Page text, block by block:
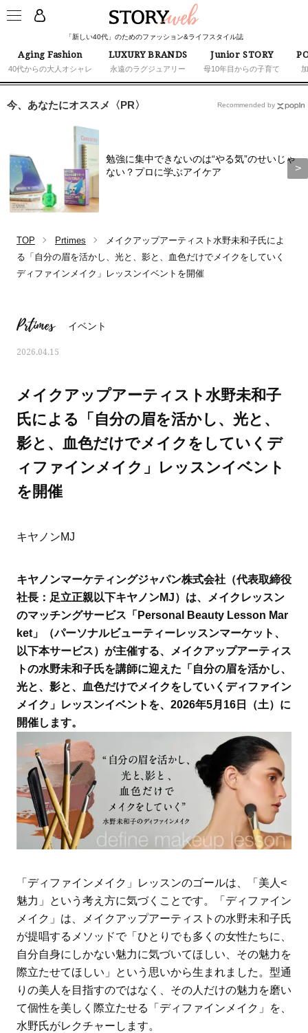
「新しい40代」のためのファッション&ライフスタイル誌
Aging Fashion
40代からの大人オシャレ
LUXURY BRANDS
永遠のラグジュアリー
Junior STORY
母10年目からの子育て
ママとパパに贈る「ジェンダーレ
今、あなたにオススメ〈PR〉
勉強に集中できないのは“やる気”のせいじゃ
ない？プロに学ぶアイケア
Recommended by
TOP Prtimes
メイクアップアーティスト水野未和子氏によ
る「自分の眉を活かし、光と、影と、血色だけでメイクをしていく
ディファインメイク」レッスンイベントを開催
Prtimes イベント
2026.04.15
メイクアップアーティスト水野未和子
氏による「自分の眉を活かし、光と、
影と、血色だけでメイクをしていくデ
ィファインメイク」レッスンイベント
を開催
キヤノンMJ
キヤノンマーケティングジャパン株式会社（代表取締役
社長：足立正親以下キヤノンMJ）は、メイクレッスン
のマッチングサービス「Personal Beauty Lesson Mar
ket」（パーソナルビューティーレッスンマーケット、
以下本サービス）が主催する、メイクアップアーティス
トの水野未和子氏を講師に迎えた「自分の眉を活かし、
光と、影と、血色だけでメイクをしていくディファイン
メイク」レッスンイベントを、2026年5月16日（土）に
開催します。
「ディファインメイク」レッスンのゴールは、「美人<
魅力」という考え方に気づくことです。「ディファイン
メイク」は、メイクアップアーティストの水野未和子氏
が提唱するメソッドで「ひとりでも多くの女性たちに、
自分自身にしかない魅力に気づいてほしい、その魅力を
際立たせてほしい」という思いから生まれました。型通
りの美人を目指すのではなく、その人だけの魅力を磨い
て個性を美しく際立たせる「ディファインメイク」を、
水野氏がレクチャーします。